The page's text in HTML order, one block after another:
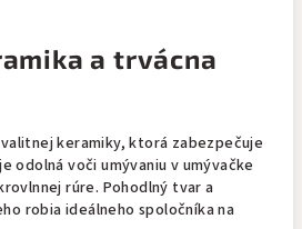
a trvácna
keramiky, ktorá zabezpečuje
odolná voči umývaniu v umývačke
rúre. Pohodlný tvar a
robia ideálneho spoločníka na